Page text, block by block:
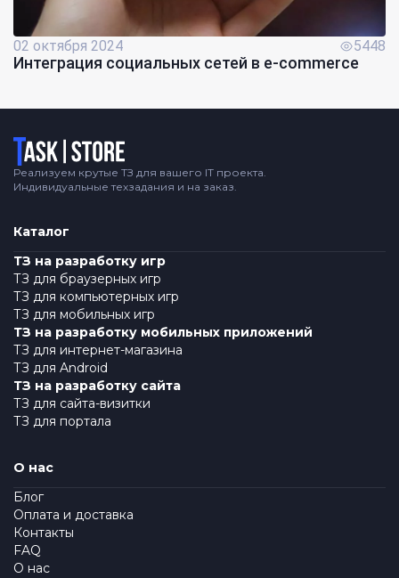
02 октября 2024 5448
Интеграция социальных сетей в e-commerce
Логотип
Реализуем крутые ТЗ для вашего IT проекта.
Индивидуальные техзадания и на заказ.
Каталог
ТЗ на разработку игр
ТЗ для браузерных игр
ТЗ для компьютерных игр
ТЗ для мобильных игр
ТЗ на разработку мобильных приложений
ТЗ для интернет-магазина
ТЗ для Android
ТЗ на разработку сайта
ТЗ для сайта-визитки
ТЗ для портала
О нас
Блог
Оплата и доставка
Контакты
FAQ
О нас